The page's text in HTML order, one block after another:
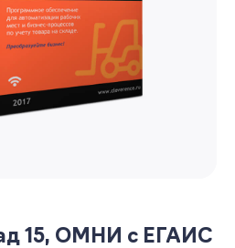
15, ОМНИ c ЕГАИС